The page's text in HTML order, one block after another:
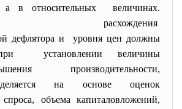
а в относительных величинах.
расхождения
дефлятора и уровня цен должны
при установлении величины
производительности,
на основе оценок
спроса, объема капиталовложений,